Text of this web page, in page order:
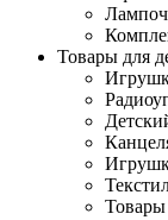
Товары для
Товары